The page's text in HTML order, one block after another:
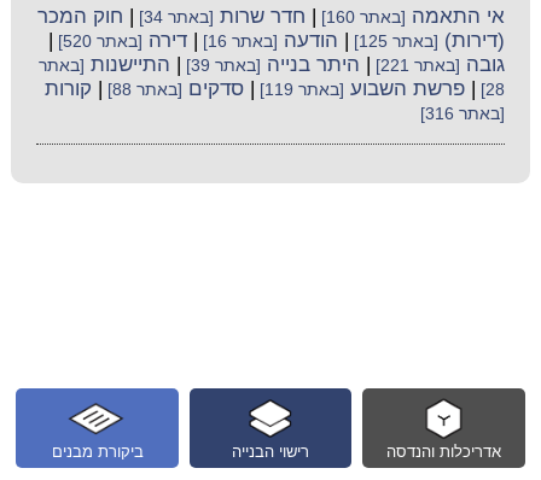
אי התאמה [באתר 160] חדר שרות [באתר 34]
חוק המכר
(דירות) [באתר 125] הודעה [באתר 16] |דירה [באתר 520]
גובה [באתר 221] היתר בנייה [באתר 39] התיישנות [באתר
28]
|פרשת השבוע [באתר 119] |סדקים [באתר 88] קורות
[באתר 316]
ביקורת מבנים רישוי הבנייה אדריכלות והנדסה